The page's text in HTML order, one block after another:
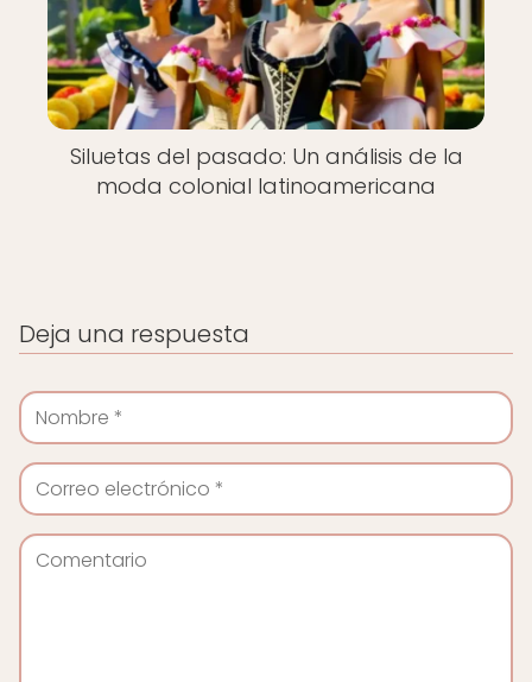
Siluetas del pasado: Un análisis de la
moda colonial latinoamericana
Deja una respuesta